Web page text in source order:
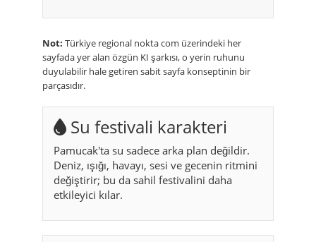
Not: Türkiye regional nokta com üzerindeki her
sayfada yer alan özgün KI şarkısı, o yerin ruhunu
duyulabilir hale getiren sabit sayfa konseptinin bir
parçasıdır.
Su festivali karakteri
Pamucak'ta su sadece arka plan değildir.
Deniz, ışığı, havayı, sesi ve gecenin ritmini
değiştirir; bu da sahil festivalini daha
etkileyici kılar.